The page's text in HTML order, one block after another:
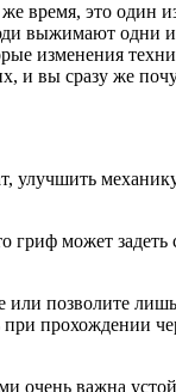
это один
выжимают одни
изменения
вы сразу же
улучшить
может задеть
позволите
прохождении
очень важна